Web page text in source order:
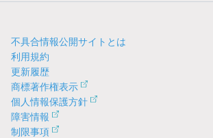
不具合情報公開サイトとは
利用規約
更新履歴
商標著作権表示
個人情報保護方針
障害情報
制限事項